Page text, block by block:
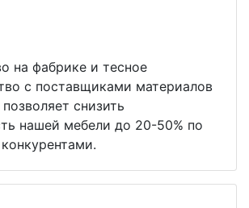
на фабрике и тесное
с поставщиками материалов
снизить
нашей мебели до 20-50% по